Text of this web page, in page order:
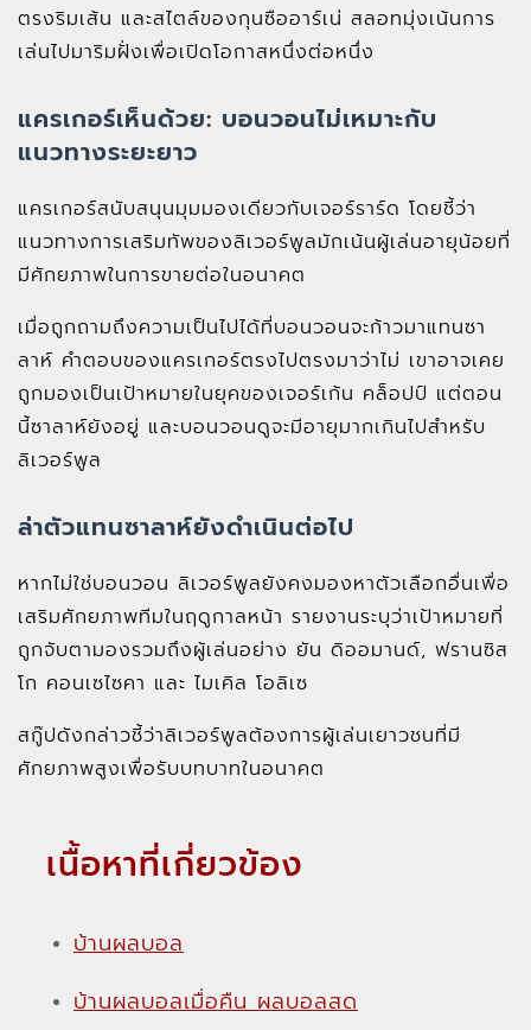
ตรงริมเส้น และสไตล์ของกุนซืออาร์เน่ สลอทมุ่งเน้นการ
เล่นไปมาริมฝั่งเพื่อเปิดโอกาสหนึ่งต่อหนึ่ง
แครเกอร์เห็นด้วย: บอนวอนไม่เหมาะกับ
แนวทางระยะยาว
แครเกอร์สนับสนุนมุมมองเดียวกับเจอร์ราร์ด โดยชี้ว่า
แนวทางการเสริมทัพของลิเวอร์พูลมักเน้นผู้เล่นอายุน้อยที่
มีศักยภาพในการขายต่อในอนาคต
เมื่อถูกถามถึงความเป็นไปได้ที่บอนวอนจะก้าวมาแทนซา
ลาห์ คำตอบของแครเกอร์ตรงไปตรงมาว่าไม่ เขาอาจเคย
ถูกมองเป็นเป้าหมายในยุคของเจอร์เก้น คล็อปป์ แต่ตอน
นี้ซาลาห์ยังอยู่ และบอนวอนดูจะมีอายุมากเกินไปสำหรับ
ลิเวอร์พูล
ล่าตัวแทนซาลาห์ยังดำเนินต่อไป
หากไม่ใช่บอนวอน ลิเวอร์พูลยังคงมองหาตัวเลือกอื่นเพื่อ
เสริมศักยภาพทีมในฤดูกาลหน้า รายงานระบุว่าเป้าหมายที่
ถูกจับตามองรวมถึงผู้เล่นอย่าง ยัน ดิออมานด์, ฟรานซิส
โก คอนเซไซคา และ ไมเคิล โอลิเซ
สกู๊ปดังกล่าวชี้ว่าลิเวอร์พูลต้องการผู้เล่นเยาวชนที่มี
ศักยภาพสูงเพื่อรับบทบาทในอนาคต
เนื้อหาที่เกี่ยวข้อง
บ้านผลบอล
บ้านผลบอลเมื่อคืน ผลบอลสด